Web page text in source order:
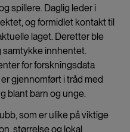
spillere. Daglig leder i
og formidlet kontakt til
laget. Deretter ble
samtykke innhentet.
for forskningsdata
gjennomført i tråd med
blant barn og unge.
som er ulike på viktige
størrelse og lokal